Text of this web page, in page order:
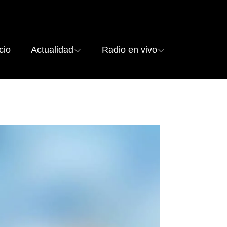
Actualidad Radio en vivo